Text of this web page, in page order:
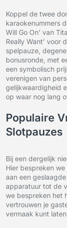
Koppel de twee
karaokenummers
Will Go On’ van
Really Want’ voor
spelpauze,
bonusronde, met
een symbolisch
verenigen van
gelijkwaardigheid
op waar nog lang
Populaire
Slotpauzes
Bij een dergelijk
Hier bespreken
aan een
apparatuur tot de
we bespreken het
vertrouwen je
vermaak kunt